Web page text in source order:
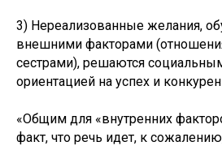
3) Нереализованные желания,
внешними факторами
сестрами), решаются
ориентацией на успех и
«Общим для «внутренних
факт, что речь идет, к